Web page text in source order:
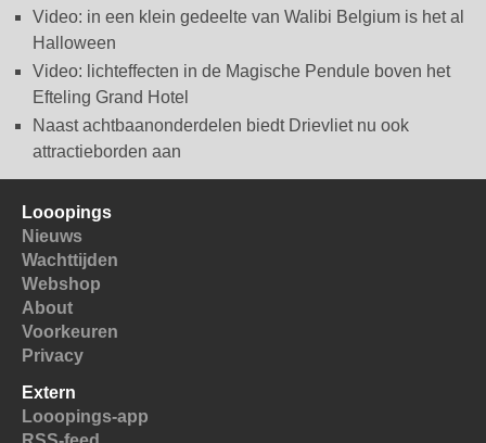
Video: in een klein gedeelte van Walibi Belgium is het al
Halloween
Video: lichteffecten in de Magische Pendule boven het
Efteling Grand Hotel
Naast achtbaanonderdelen biedt Drievliet nu ook
attractieborden aan
Looopings
Nieuws
Wachttijden
Webshop
About
Voorkeuren
Privacy
Extern
Looopings-app